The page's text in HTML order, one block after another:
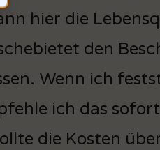
hier die
den
Wenn ich
ich das
die Kosten